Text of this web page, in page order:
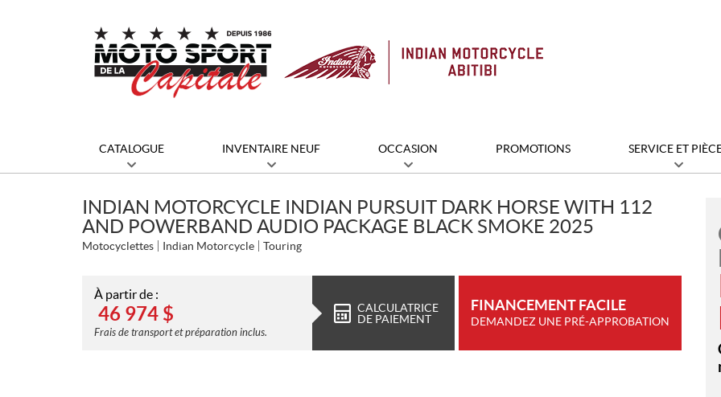
CATALOGUE INVENTAIRE NEUF OCCASION PROMOTIONS SERVICE ET
INDIAN MOTORCYCLE INDIAN PURSUIT DARK HORSE WITH 112
AND POWERBAND AUDIO PACKAGE BLACK SMOKE 2025
Motocyclettes Indian Motorcycle Touring
À partir de :
46 974 $
Frais de transport et préparation inclus.
CALCULATRICE
DE PAIEMENT
FINANCEMENT FACILE
DEMANDEZ UNE PRÉ-APPROBATION